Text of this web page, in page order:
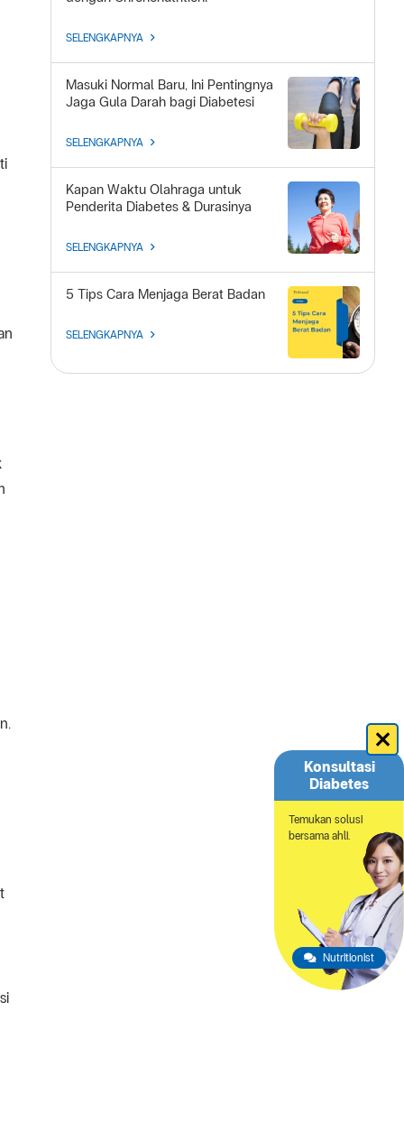
SELENGKAPNYA
Masuki Normal Baru, Ini Pentingnya
Jaga Gula Darah bagi Diabetesi
SELENGKAPNYA
Kapan Waktu Olahraga untuk
Penderita Diabetes & Durasinya
SELENGKAPNYA
5 Tips Cara Menjaga Berat Badan
SELENGKAPNYA
Konsultasi
Diabetes
Temukan solusi
bersama ahli.
Nutritionist